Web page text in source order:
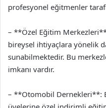
profesyonel eğitmenler
– **Özel Eğitim
bireysel ihtiyaçlara yönelik
sunabilmektedir. Bu
imkanı vardır.
– **Otomobil Dernekleri**: